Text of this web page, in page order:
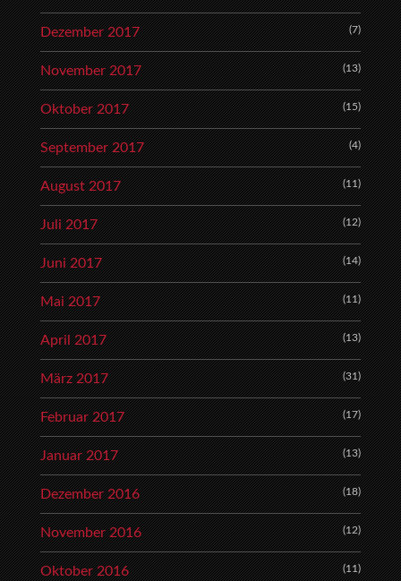
Dezember 2017 (7)
November 2017 (13)
Oktober 2017 (15)
September 2017 (4)
August 2017 (11)
Juli 2017 (12)
Juni 2017 (14)
Mai 2017 (11)
April 2017 (13)
März 2017 (31)
Februar 2017 (17)
Januar 2017 (13)
Dezember 2016 (18)
November 2016 (12)
Oktober 2016 (11)